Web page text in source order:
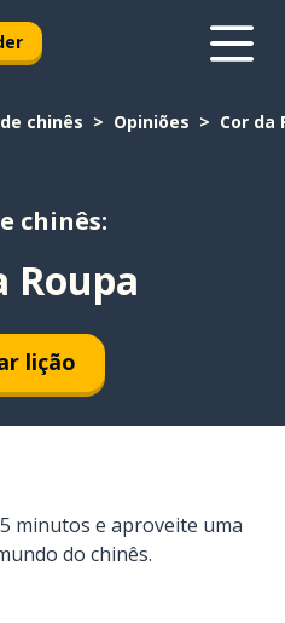
chinês Opiniões Cor da
chinês:
Roupa
lição
minutos e aproveite uma
do chinês.